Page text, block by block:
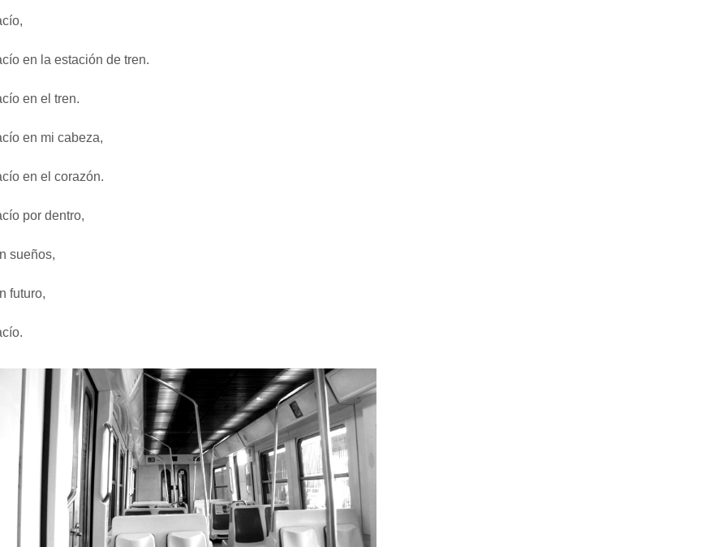
en la estación de tren.
en el tren.
en mi cabeza,
en el corazón.
por dentro,
sueños,
futuro,